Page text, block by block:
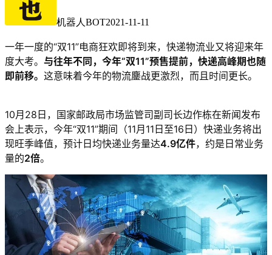
机器人BOT2021-11-11
一年一度的“双11”电商狂欢即将到来，快递物流业又将迎来年
度大考。 与往年不同，今年“双11”预售提前，快递高峰期也随
即前移。 这意味着今年的物流鏖战更激烈，而且时间更长。
10月28日，国家邮政局市场监管司副司长边作栋在新闻发布
会上表示，今年“双11”期间（11月11日至16日）快递业务将出
现旺季峰值，预计日均快递业务量达4.9亿件，约是日常业务
量的2倍。